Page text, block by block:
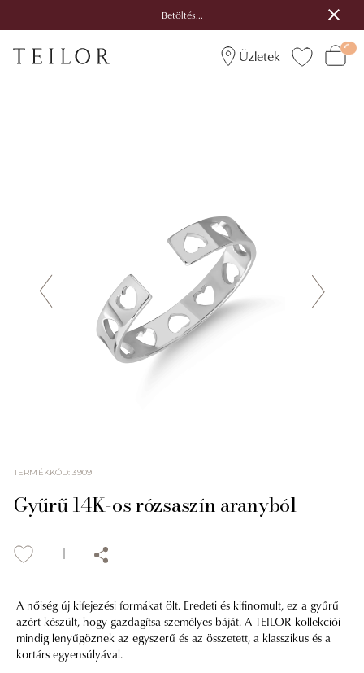
Betöltés...
Üzletek
TERMÉKKÓD:3909
Gyűrű 14K-os rózsaszín aranyból
A nőiség új kifejezési formákat ölt. Eredeti és kifinomult, ez a gyűrű
azért készült, hogy gazdagítsa személyes báját. A TEILOR kollekciói
mindig lenyűgöznek az egyszerű és az összetett, a klasszikus és a
kortárs egyensúlyával.